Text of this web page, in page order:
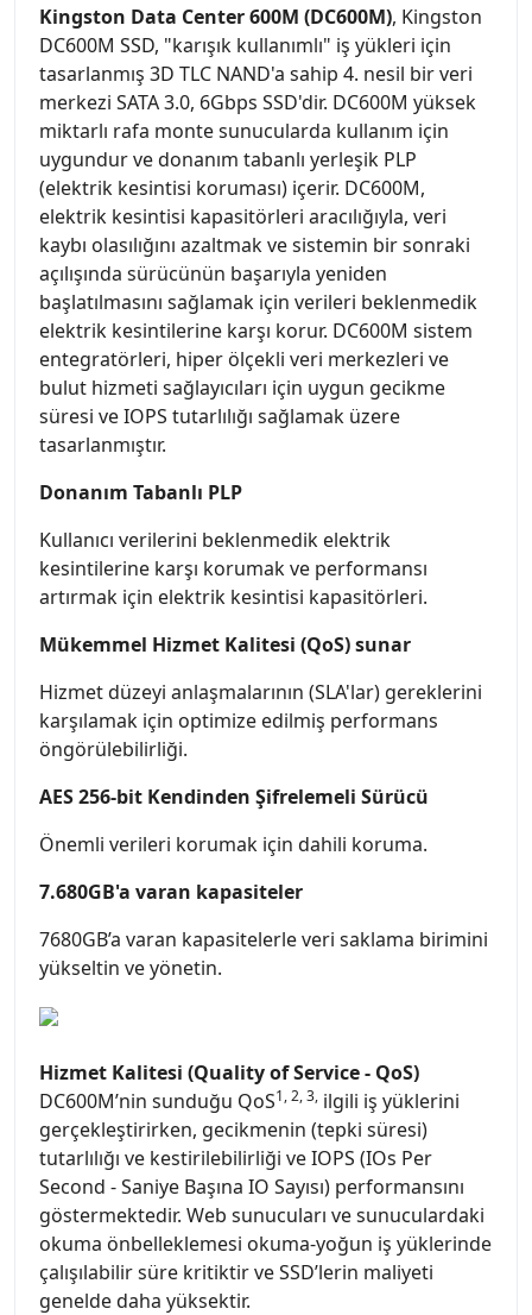
Kingston Data Center 600M (DC600M), Kingston
DC600M SSD, "karışık kullanımlı" iş yükleri için
tasarlanmış 3D TLC NAND'a sahip 4. nesil bir veri
merkezi SATA 3.0, 6Gbps SSD'dir. DC600M yüksek
miktarlı rafa monte sunucularda kullanım için
uygundur ve donanım tabanlı yerleşik PLP
(elektrik kesintisi koruması) içerir. DC600M,
elektrik kesintisi kapasitörleri aracılığıyla, veri
kaybı olasılığını azaltmak ve sistemin bir sonraki
açılışında sürücünün başarıyla yeniden
başlatılmasını sağlamak için verileri beklenmedik
elektrik kesintilerine karşı korur. DC600M sistem
entegratörleri, hiper ölçekli veri merkezleri ve
bulut hizmeti sağlayıcıları için uygun gecikme
süresi ve IOPS tutarlılığı sağlamak üzere
tasarlanmıştır.
Donanım Tabanlı PLP
Kullanıcı verilerini beklenmedik elektrik
kesintilerine karşı korumak ve performansı
artırmak için elektrik kesintisi kapasitörleri.
Mükemmel Hizmet Kalitesi (QoS) sunar
Hizmet düzeyi anlaşmalarının (SLA'lar) gereklerini
karşılamak için optimize edilmiş performans
öngörülebilirliği.
AES 256-bit Kendinden Şifrelemeli Sürücü
Önemli verileri korumak için dahili koruma.
7.680GB'a varan kapasiteler
7680GB’a varan kapasitelerle veri saklama birimini
yükseltin ve yönetin.
Hizmet Kalitesi (Quality of Service - QoS)
DC600M’nin sunduğu QoS1, 2, 3, ilgili iş yüklerini
gerçekleştirirken, gecikmenin (tepki süresi)
tutarlılığı ve kestirilebilirliği ve IOPS (IOs Per
Second - Saniye Başına IO Sayısı) performansını
göstermektedir. Web sunucuları ve sunuculardaki
okuma önbelleklemesi okuma-yoğun iş yüklerinde
çalışılabilir süre kritiktir ve SSD’lerin maliyeti
genelde daha yüksektir.